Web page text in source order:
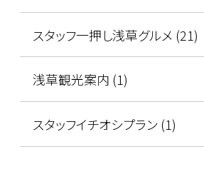
スタッフ一押し浅草グルメ (21)
浅草観光案内 (1)
スタッフイチオシプラン (1)